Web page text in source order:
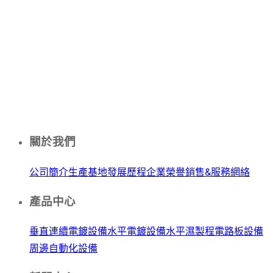
關於我們
公司簡介生產基地發展歷程企業榮譽銷售&服務網絡
產品中心
垂直連續電鍍設備水平電鍍設備水平濕製程電路板設備
周邊自動化設備